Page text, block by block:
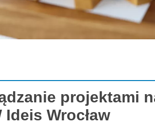
projektami
Ideis Wrocław